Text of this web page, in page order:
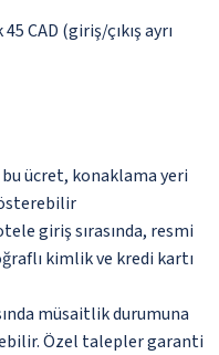
CAD (giriş/çıkış ayrı
ücret, konaklama yeri
giriş sırasında, resmi
kimlik ve kredi kartı
müsaitlik durumuna
Özel talepler garanti